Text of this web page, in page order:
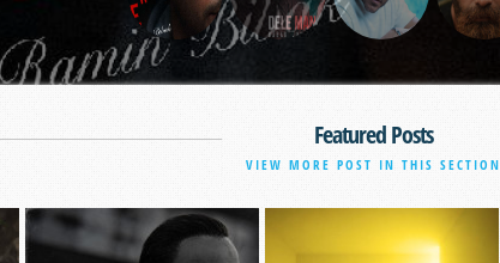
Featured Posts
VIEW MORE POST IN THIS SECTION